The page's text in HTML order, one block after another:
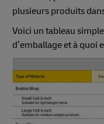
plusieurs produits
Voici un tableau
d’emballage et à quoi